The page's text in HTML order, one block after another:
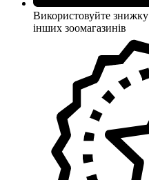
Використовуйте знижку
інших зоомагазинів